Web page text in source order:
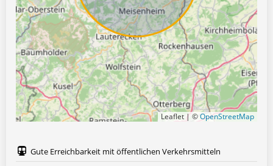
Leaflet | ©OpenStreetMap
Gute Erreichbarkeit mit öffentlichen Verkehrsmitteln